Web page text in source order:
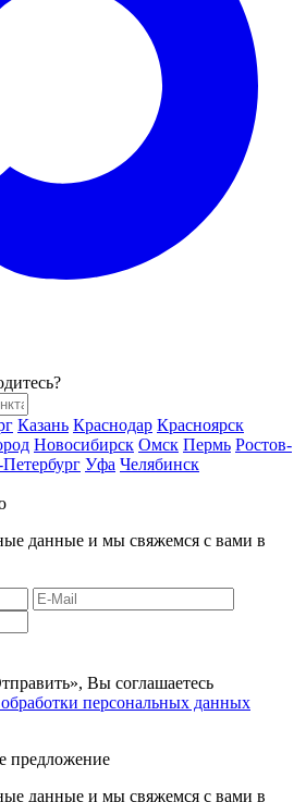
Казань Краснодар Красноярск
Новосибирск Омск Пермь Ростов-
Уфа Челябинск
данные и мы свяжемся с вами в
Вы соглашаетесь
персональных данных
предложение
данные и мы свяжемся с вами в